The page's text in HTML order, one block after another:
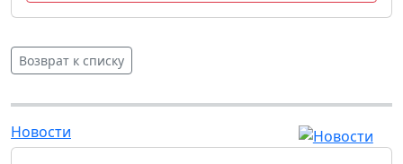
Возврат к списку
Новости